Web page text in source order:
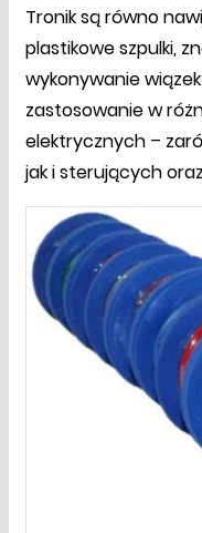
Tronik są równo
plastikowe szpulki,
wykonywanie
zastosowanie w
elektrycznych –
jak i sterujących